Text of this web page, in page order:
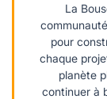
La
pour
chaque
planète
continuer à